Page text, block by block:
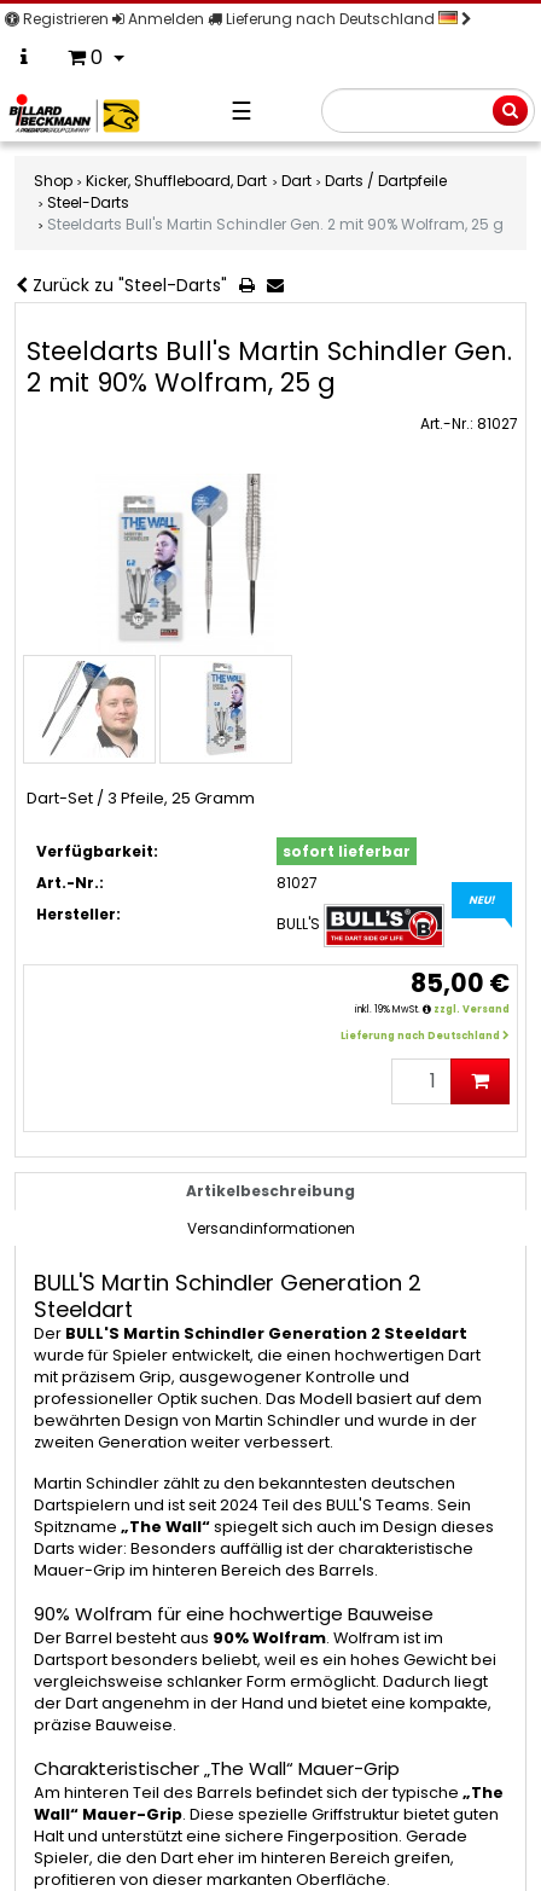
Registrieren Anmelden Lieferung nach Deutschland
0
☰
Shop Kicker, Shuffleboard, Dart Dart
Darts / Dartpfeile
Steel-Darts
Steeldarts Bull's Martin Schindler Gen. 2 mit 90% Wolfram, 25 g
Zurück zu "Steel-Darts"
Steeldarts Bull's Martin Schindler Gen.
2 mit 90% Wolfram, 25 g
Art.-Nr.: 81027
Dart-Set / 3 Pfeile, 25 Gramm
Verfügbarkeit:
sofort lieferbar
Art.-Nr.:
81027
Hersteller:
BULL'S
NEU!
85,00 €
inkl. 19% MwSt.
zzgl. Versand
Lieferung nach Deutschland
Artikelbeschreibung
Versandinformationen
BULL'S Martin Schindler Generation 2
Steeldart
Der BULL'S Martin Schindler Generation 2 Steeldart
wurde für Spieler entwickelt, die einen hochwertigen Dart
mit präzisem Grip, ausgewogener Kontrolle und
professioneller Optik suchen. Das Modell basiert auf dem
bewährten Design von Martin Schindler und wurde in der
zweiten Generation weiter verbessert.
Martin Schindler zählt zu den bekanntesten deutschen
Dartspielern und ist seit 2024 Teil des BULL'S Teams. Sein
Spitzname „The Wall“spiegelt sich auch im Design dieses
Darts wider: Besonders auffällig ist der charakteristische
Mauer-Grip im hinteren Bereich des Barrels.
90% Wolfram für eine hochwertige Bauweise
Der Barrel besteht aus 90% Wolfram. Wolfram ist im
Dartsport besonders beliebt, weil es ein hohes Gewicht bei
vergleichsweise schlanker Form ermöglicht. Dadurch liegt
der Dart angenehm in der Hand und bietet eine kompakte,
präzise Bauweise.
Charakteristischer „The Wall“ Mauer-Grip
Am hinteren Teil des Barrels befindet sich der typische „The
Wall“ Mauer-Grip. Diese spezielle Griffstruktur bietet guten
Halt und unterstützt eine sichere Fingerposition. Gerade
Spieler, die den Dart eher im hinteren Bereich greifen,
profitieren von dieser markanten Oberfläche.